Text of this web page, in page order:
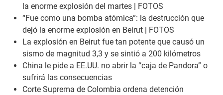
la enorme explosión del martes | FOTOS
“Fue como una bomba atómica”: la destrucción que
dejó la enorme explosión en Beirut | FOTOS
La explosión en Beirut fue tan potente que causó un
sismo de magnitud 3,3 y se sintió a 200 kilómetros
China le pide a EE.UU. no abrir la “caja de Pandora” o
sufrirá las consecuencias
Corte Suprema de Colombia ordena detención